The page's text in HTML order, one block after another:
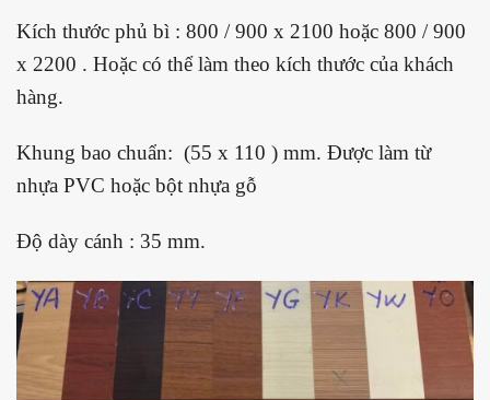
Kích thước phủ bì : 800 / 900 x 2100 hoặc 800 / 900
x 2200 . Hoặc có thể làm theo kích thước của khách
hàng.
Khung bao chuẩn: (55 x 110 ) mm. Được làm từ
nhựa PVC hoặc bột nhựa gỗ
Độ dày cánh : 35 mm.